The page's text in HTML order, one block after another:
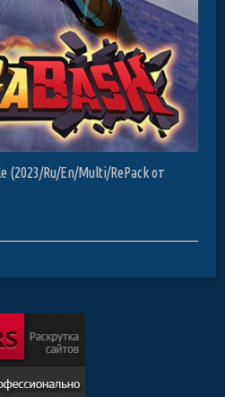
(2023/Ru/En/Multi/RePack от